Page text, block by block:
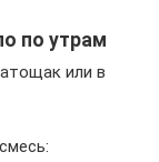
по утрам
или в